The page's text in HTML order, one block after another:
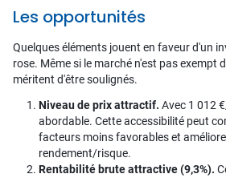
Les opportunités
Quelques éléments jouent en faveur d'un
rose. Même si le marché n'est pas exempt
méritent d'être soulignés.
Niveau de prix attractif. Avec 1 012
abordable. Cette accessibilité peut
facteurs moins favorables et
rendement/risque.
Rentabilité brute attractive (9,3%).